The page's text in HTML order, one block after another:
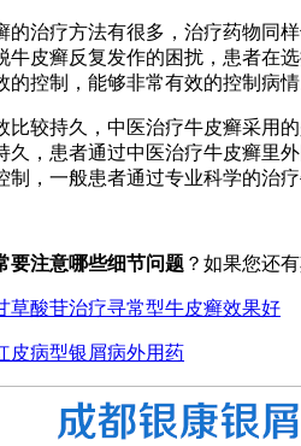
疗方法有很多，治疗药物同样
牛皮癣反复发作的困扰，患者在
的控制，能够非常有效的控制病情
持久，中医治疗牛皮癣采用的
久，患者通过中医治疗牛皮癣里
制，一般患者通过专业科学的治
要注意哪些细节问题 ？如果您还
草酸苷治疗寻常型牛皮癣效果好
皮病型银屑病外用药